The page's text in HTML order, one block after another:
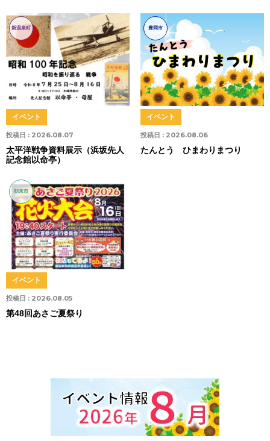
新温泉町
投稿日 : 2026.08.07
イベント
太平洋戦争資料展示（浜坂先人
記念館以命亭）
豊岡市
投稿日 : 2026.08.06
イベント
たんとう ひまわりまつり
朝来市
投稿日 : 2026.08.05
イベント
第48回あさご夏祭り